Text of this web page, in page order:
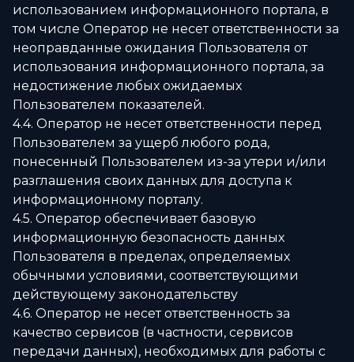
использованием информационного портала, в
том числе Оператор не несет ответственности за
неоправданные ожидания Пользователя от
использования информационного портала, за
недостижение любых ожидаемых
Пользователем показателей.
4.4. Оператор не несет ответственности перед
Пользователем за ущерб любого рода,
понесенный Пользователем из-за утери и/или
разглашения своих данных для доступа к
информационному порталу.
4.5. Оператор обеспечивает базовую
информационную безопасность данных
Пользователя в пределах, определяемых
обычными условиями, соответствующими
действующему законодательству
4.6. Оператор не несет ответственность за
качество сервисов (в частности, сервисов
передачи данных), необходимых для работы с